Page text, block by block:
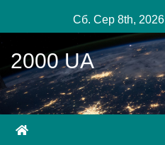
до
вмісту
Сб. Сер 8th, 2026
2000 UA